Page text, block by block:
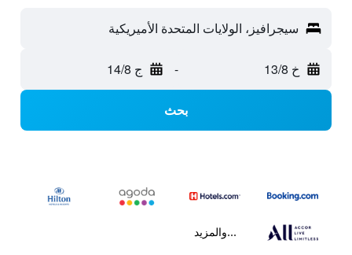
سيجرافيز، الولايات المتحدة الأميريكية
خ 13/8 - ج 14/8
بحث
...والمزيد